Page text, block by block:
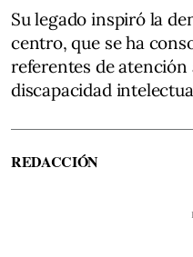
Su legado inspiró la
centro, que se ha
referentes de atención
discapacidad
REDACCIÓN